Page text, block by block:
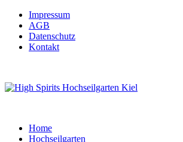
Impressum
AGB
Datenschutz
Kontakt
Home
Hochseilgarten